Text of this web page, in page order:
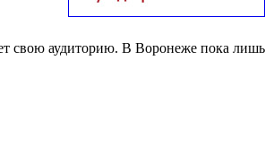
свою аудиторию. В Воронеже пока лишь